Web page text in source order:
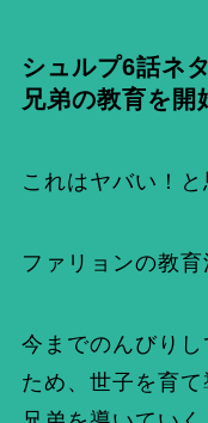
シュルプ6話ネ
兄弟の教育を開
これはヤバい！と
ファリョンの教
今までのんびり
ため、世子を育